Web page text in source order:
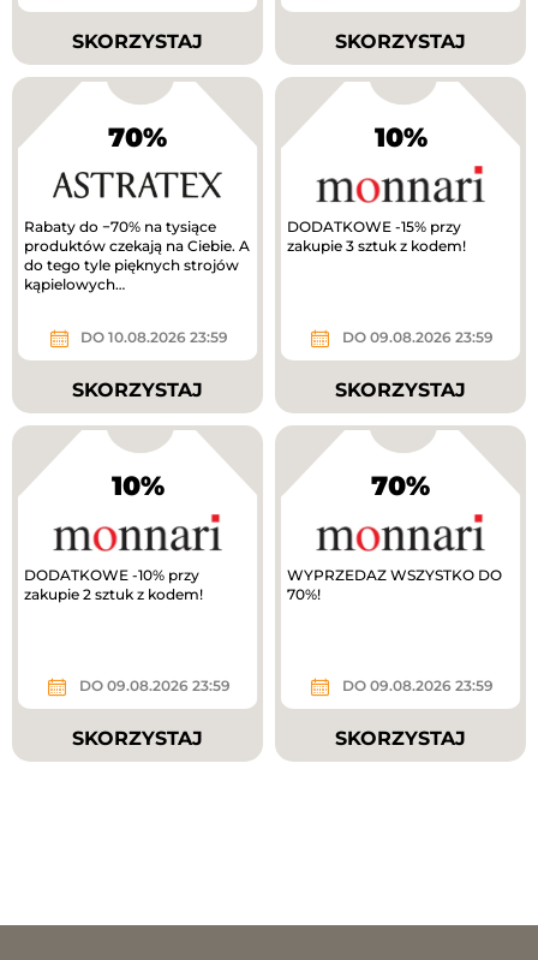
SKORZYSTAJ SKORZYSTAJ
70%
Rabaty do −70% na tysiące
produktów czekają na Ciebie. A
do tego tyle pięknych strojów
kąpielowych…
DO 10.08.2026 23:59
SKORZYSTAJ
10%
DODATKOWE -15% przy
zakupie 3 sztuk z kodem!
DO 09.08.2026 23:59
SKORZYSTAJ
10%
DODATKOWE -10% przy
zakupie 2 sztuk z kodem!
DO 09.08.2026 23:59
SKORZYSTAJ
70%
WYPRZEDAZ WSZYSTKO DO
70%!
DO 09.08.2026 23:59
SKORZYSTAJ